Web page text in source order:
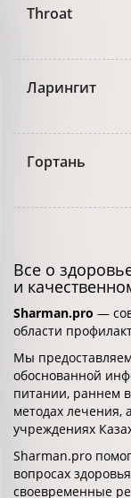
Throat
Ларингит
Гортань
Все о
и
Sharman.pro —
области
Мы
обоснованной
питании, раннем
методах лечения,
учреждениях
Sharman.pro
вопросах
своевременные